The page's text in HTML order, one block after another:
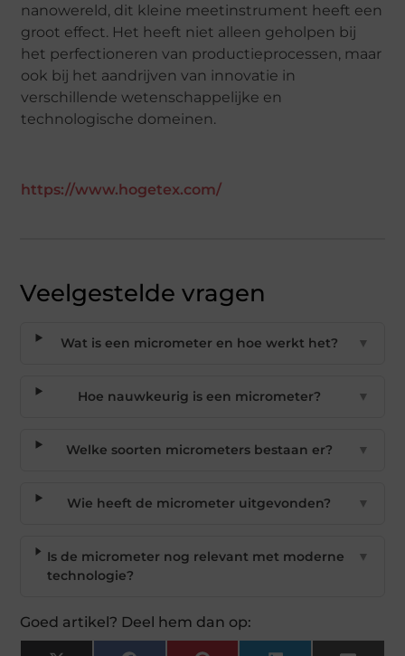
nanowereld, dit kleine meetinstrument heeft een
groot effect. Het heeft niet alleen geholpen bij
het perfectioneren van productieprocessen, maar
ook bij het aandrijven van innovatie in
verschillende wetenschappelijke en
technologische domeinen.
https://www.hogetex.com/
Veelgestelde vragen
Wat is een micrometer en hoe werkt het? ▼
Hoe nauwkeurig is een micrometer? ▼
Welke soorten micrometers bestaan er? ▼
Wie heeft de micrometer uitgevonden? ▼
Is de micrometer nog relevant met moderne
technologie?
▼
Goed artikel? Deel hem dan op: